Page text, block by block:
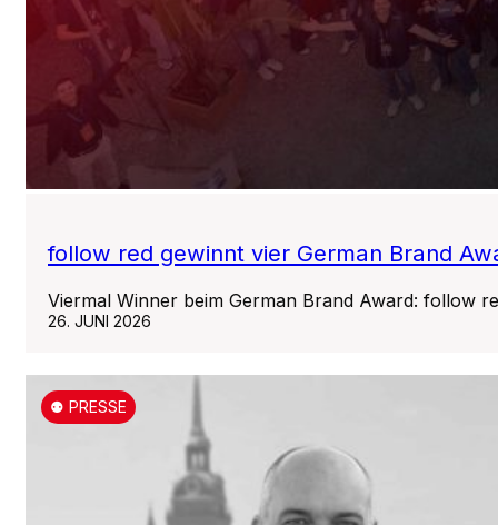
follow red gewinnt vier German Brand
Viermal Winner beim German Brand Award: follow
26. JUNI 2026
⚉ PRESSE